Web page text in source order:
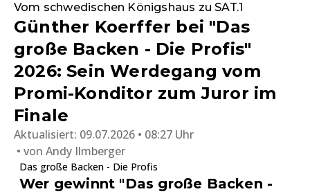
Vom schwedischen Königshaus zu SAT.1
Günther Koerffer bei "Das
große Backen - Die Profis"
2026: Sein Werdegang vom
Promi-Konditor zum Juror im
Finale
Aktualisiert: 09.07.2026 • 08:27 Uhr
von Andy Ilmberger
Das große Backen - Die Profis
Wer gewinnt "Das große Backen -